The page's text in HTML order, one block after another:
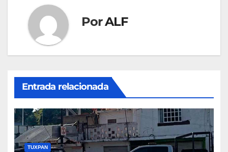
PorALF
Entrada relacionada
TUXPAN